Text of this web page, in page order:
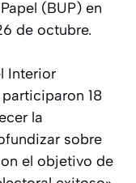
(BUP) en
de octubre.
Interior
18
la
sobre
el objetivo de